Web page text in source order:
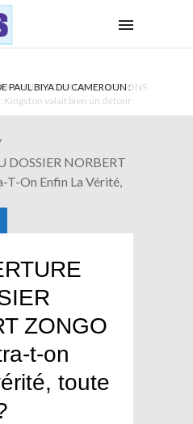
PAUL BIYA DU CAMEROUN :
DOSSIER NORBERT
On Enfin La Vérité,
ZONGO
t-on
toute